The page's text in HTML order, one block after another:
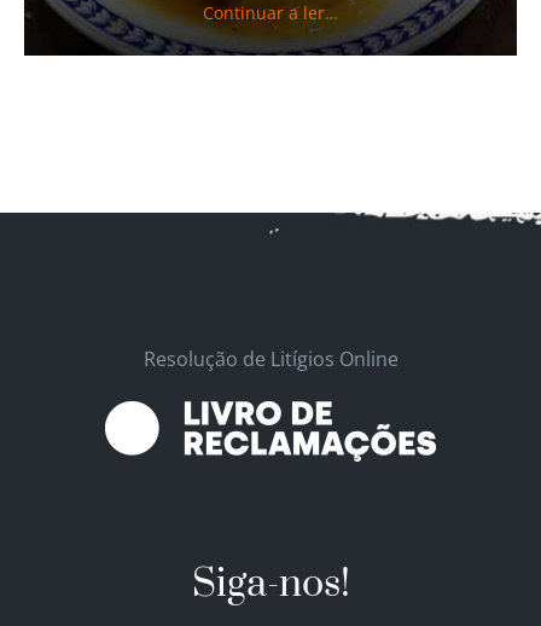
Continuar a ler…
Resolução de Litígios Online
Siga-nos!